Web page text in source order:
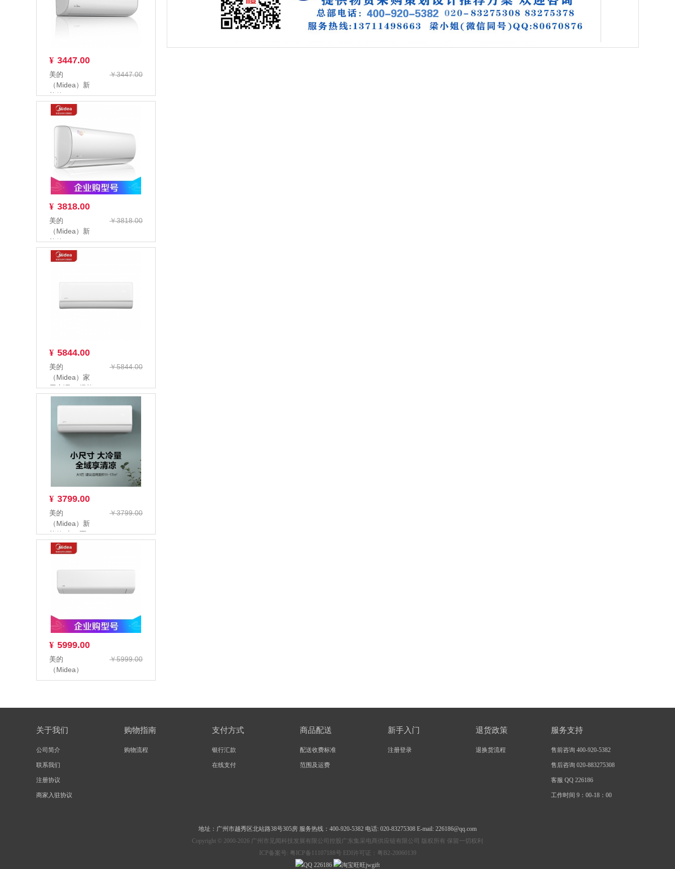
¥ 3447.00
￥3447.00
美的
（Midea）新
能效KFR-
26GW/BP3DN8Y-
PC4...
¥ 3818.00
￥3818.00
美的
（Midea）新
能效KFR-
35GW/BP3DN8Y-
PC4...
¥ 5844.00
￥5844.00
美的
（Midea）家
用空调 一级能
效 智能家电
变频冷暖
¥ 3799.00
￥3799.00
美的
（Midea）新
能效 大一匹
KFR-
26GW/G2-1
¥ 5999.00
￥5999.00
美的
（Midea）
KFR-
关于我们
公司简介
联系我们
注册协议
商家入驻协议
购物指南
购物流程
支付方式
银行汇款
在线支付
商品配送
配送收费标准
范围及运费
新手入门
注册登录
退货政策
退换货流程
服务支持
售前咨询 400-920-5382
售后咨询 020-883275308
客服 QQ 226186
工作时间 9：00-18：00
地址： 广州市越秀区北站路38号305房 服务热线：400-920-5382 电话: 020-83275308 E-mail: 226186@qq.com
Copyright © 2000-2026 广州市见闻科技发展有限公司控股广东集采电商供应链有限公司 版权所有 保留一切权利
ICP备案号: 粤ICP备11107188号 EDI许可证：粤B2-20060139
226186
jwgift